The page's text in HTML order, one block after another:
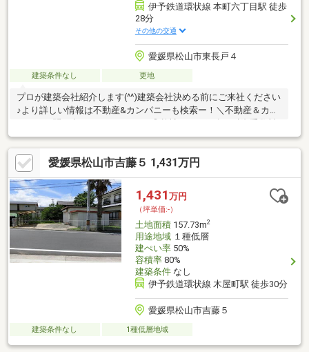
伊予鉄道環状線 本町六丁目駅 徒歩
28分
その他の交通
愛媛県松山市東長戸４
建築条件なし 更地
プロが建築会社紹介します(^^)建築会社決める前にご来社ください
♪より詳しい情報は不動産&カンパニーも検索ー！＼不動産＆カン
パニーに問い合わせるメリット／◎弊社からの紹介で融資手数料
が半額になる銀行有！◎簡易ホームインスペクションします！◎
追加工事の提案と価格に自信があります！◎金額的に最小限で済
む買い方教えます！◎他社掲載の物件も含んでご案内ツアー可
能！物件を比較できます！◎楽しい！ってよく言われます(^^)/弊
社のHPにも書ききれない情報公開しておりますので、詳しくはそ
ちらもご覧ください
愛媛県松山市吉藤５ 1,431万円
1,431 万円
（坪単価:-）
土地面積157.73m2
用途地域１種低層
建ぺい率50%
容積率80%
建築条件なし
伊予鉄道環状線 木屋町駅 徒歩30分
愛媛県松山市吉藤５
建築条件なし 1種低層地域